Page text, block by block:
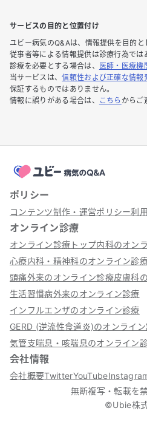
サービスの目的と位置付け
ユビー病気のQ&Aは、情報提供を目的
従事者等による情報提供は診療行為では
診療を必要とする場合は、
医師・医療機
当サービスは、信頼性および正確な情報
保証するものではありません。
情報に誤りがある場合は、
こちら からご
ポリシー
コンテンツ制作・運営ポリシー利
オンライン診療
オンライン診療トップ内科のオン
心療内科・精神科のオンライン診
頭痛外来のオンライン診療皮膚科
生活習慣病外来のオンライン診療
インフルエンザのオンライン診療
GERD (逆流性食道炎)のオンライ
気管支喘息・咳喘息のオンライン
会社情報
会社概要TwitterYouTube
無断複写・転載を
©Ubie株